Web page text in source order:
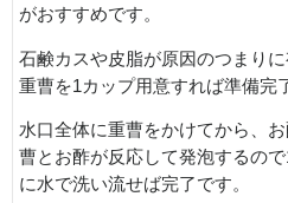
がおすすめです。
石鹸カスや皮脂が原因のつまり
重曹を1カップ用意すれば準備完
水口全体に重曹をかけてから、
曹とお酢が反応して発泡するの
に水で洗い流せば完了です。